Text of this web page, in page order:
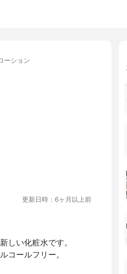
ーション
更新日時：6ヶ月以上前
しい化粧水です。
コールフリー。